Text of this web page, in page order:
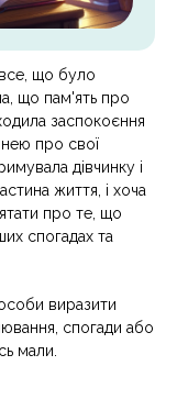
що було
що пам'ять про
заспокоєння
про свої
дівчинку і
життя, і хоча
про те, що
спогадах та
виразити
спогади або
мали.